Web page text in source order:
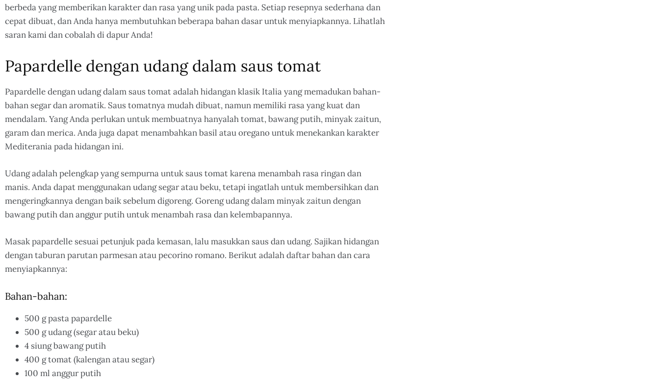
berbeda yang memberikan karakter dan rasa yang unik pada pasta. Setiap resepnya sederhana dan
cepat dibuat, dan Anda hanya membutuhkan beberapa bahan dasar untuk menyiapkannya. Lihatlah
saran kami dan cobalah di dapur Anda!
Papardelle dengan udang dalam saus tomat
Papardelle dengan udang dalam saus tomat adalah hidangan klasik Italia yang memadukan bahan-
bahan segar dan aromatik. Saus tomatnya mudah dibuat, namun memiliki rasa yang kuat dan
mendalam. Yang Anda perlukan untuk membuatnya hanyalah tomat, bawang putih, minyak zaitun,
garam dan merica. Anda juga dapat menambahkan basil atau oregano untuk menekankan karakter
Mediterania pada hidangan ini.
Udang adalah pelengkap yang sempurna untuk saus tomat karena menambah rasa ringan dan
manis. Anda dapat menggunakan udang segar atau beku, tetapi ingatlah untuk membersihkan dan
mengeringkannya dengan baik sebelum digoreng. Goreng udang dalam minyak zaitun dengan
bawang putih dan anggur putih untuk menambah rasa dan kelembapannya.
Masak papardelle sesuai petunjuk pada kemasan, lalu masukkan saus dan udang. Sajikan hidangan
dengan taburan parutan parmesan atau pecorino romano. Berikut adalah daftar bahan dan cara
menyiapkannya:
Bahan-bahan:
500 g pasta papardelle
500 g udang (segar atau beku)
4 siung bawang putih
400 g tomat (kalengan atau segar)
100 ml anggur putih